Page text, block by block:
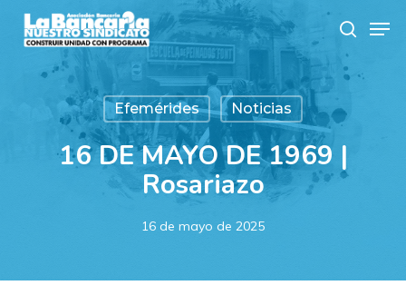
main
search
Efemérides Noticias
16 DE MAYO DE 1969 |
Rosariazo
16 de mayo de 2025